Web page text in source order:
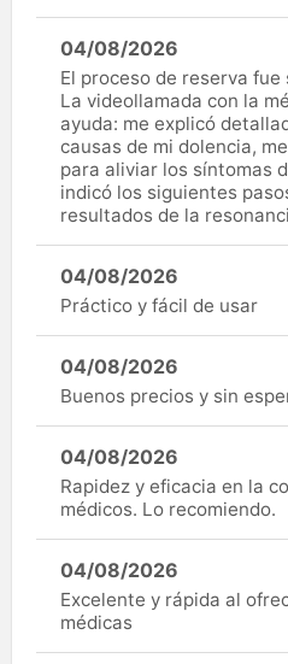
04/08/2026
El proceso de reserva
La videollamada con la
ayuda: me explicó
causas de mi dolencia,
para aliviar los síntomas
indicó los siguientes
resultados de la
04/08/2026
Práctico y fácil de usar
04/08/2026
Buenos precios y sin
04/08/2026
Rapidez y eficacia en la
médicos. Lo recomiendo.
04/08/2026
Excelente y rápida al
médicas